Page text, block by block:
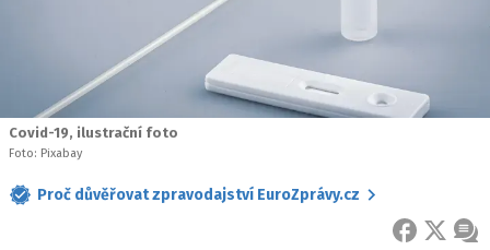
Covid-19, ilustrační foto
Foto: Pixabay
Proč důvěřovat zpravodajství EuroZprávy.cz
FACEBOOK
X